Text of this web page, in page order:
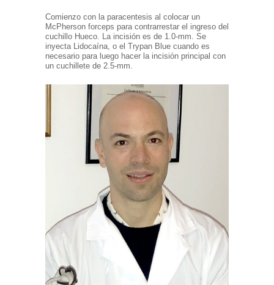
Comienzo con la paracentesis al colocar un
McPherson forceps para contrarrestar el ingreso del
cuchillo Hueco. La incisión es de 1.0-mm. Se
inyecta Lidocaína, o el Trypan Blue cuando es
necesario para luego hacer la incisión principal con
un cuchillete de 2.5-mm.